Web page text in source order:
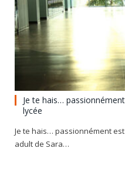
Je te hais…
lycée
Je te hais… passionnément
adult de Sara…